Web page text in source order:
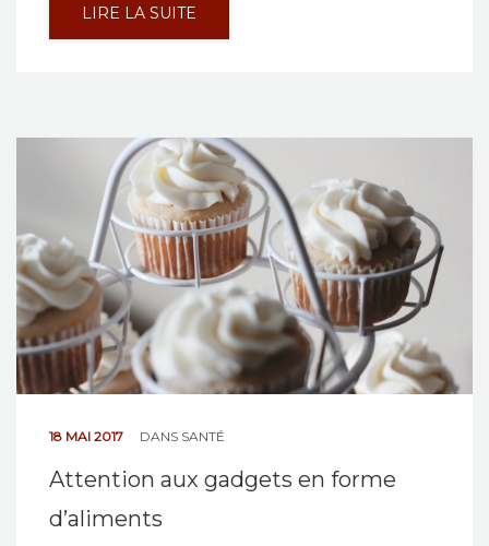
LIRE LA SUITE
18 MAI 2017 DANS SANTÉ
Attention aux gadgets en forme
d’aliments